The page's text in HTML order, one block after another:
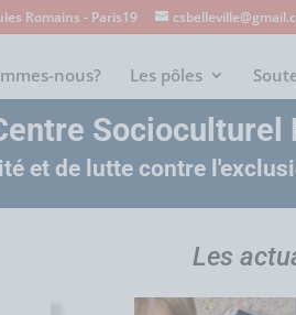
Romains - Paris19
nous? Les pôles
Socioculturel
et de lutte contre
Les